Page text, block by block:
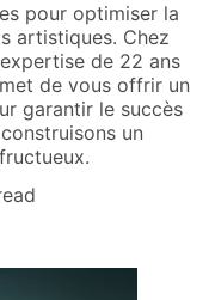
pour optimiser la
artistiques. Chez
de 22 ans
de vous offrir un
garantir le succès
un